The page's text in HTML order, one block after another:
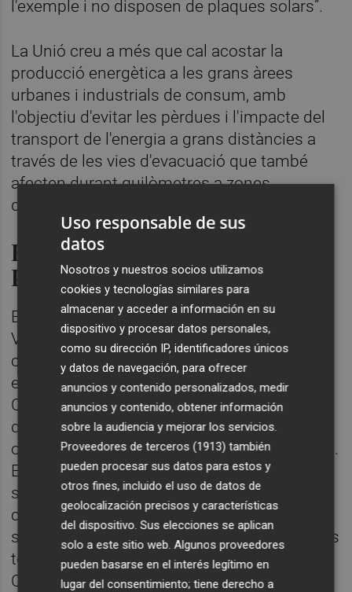
l'exemple i no disposen de plaques solars”.
La Unió creu a més que cal acostar la
producció energètica a les grans àrees
urbanes i industrials de consum, amb
l'objectiu d'evitar les pèrdues i l'impacte del
transport de l'energia a grans distàncies a
través de les vies d'evacuació que també
afecten durant quilòmetres a zones
d'activitats rurals d'interés.
Estudien mobilitzacions a la
Plana Alta i l'Alcalatén
Este dijous es va celebrar una nova reunió a
Vilafamés, organitzada per l'Ajuntament,
contra els macroprojectes fotovoltaics que
es preveuen per la zona, després d'altra a
Cabanes aquest mateix dia, després de la
que es va celebrar a la Vall d'Alba fa uns dies
o la d'aquesta mateixa setmana a les Useres.
Entre els últims projectes anunciats i
sotmesos a informació pública està la
construcció d'una planta fotovoltaica i la
seua estructura d'evacuació. que afectarà els
termes municipals de les Useres, Vilafamés,
Costur, l'Alcora, Onda i Betxí; amb una planta
Uso responsable de sus
datos
Nosotros y nuestros socios utilizamos
cookies y tecnologías similares para
almacenar y acceder a información en su
dispositivo y procesar datos personales,
como su dirección IP, identificadores únicos
y datos de navegación, para ofrecer
anuncios y contenido personalizados, medir
anuncios y contenido, obtener información
sobre la audiencia y mejorar los servicios.
Proveedores de terceros (1913) también
pueden procesar sus datos para estos y
otros fines, incluido el uso de datos de
geolocalización precisos y características
del dispositivo. Sus elecciones se aplican
solo a este sitio web. Algunos proveedores
pueden basarse en el interés legítimo en
lugar del consentimiento; tiene derecho a